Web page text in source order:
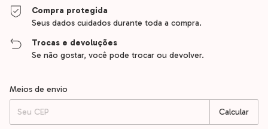
Compra protegida
Seus dados cuidados durante toda a compra.
Trocas e devoluções
Se não gostar, você pode trocar ou devolver.
Entregas para o CEP:
Meios de envio
Calcular